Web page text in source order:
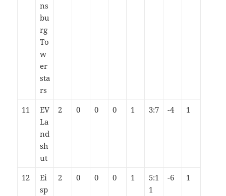
ns
bu
rg
To
w
er
sta
rs
11
EV
La
nd
sh
ut
2 0 0 0 1 3:7 -4 1
12
Ei
sp
2 0 0 0 1
5:1
1
-6 1